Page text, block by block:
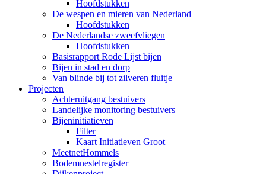
Hoofdstukken
De wespen en mieren van Nederland
Hoofdstukken
De Nederlandse zweefvliegen
Hoofdstukken
Basisrapport Rode Lijst bijen
Bijen in stad en dorp
Van blinde bij tot zilveren fluitje
Projecten
Achteruitgang bestuivers
Landelijke monitoring bestuivers
Bijeninitiatieven
Filter
Kaart Initiatieven Groot
MeetnetHommels
Bodemnestelregister